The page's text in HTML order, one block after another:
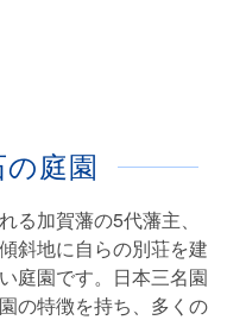
庭園
る加賀藩の5代藩主、
斜地に自らの別荘を建
庭園です。日本三名園
の特徴を持ち、多くの